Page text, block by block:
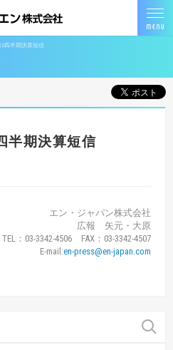
四半期決算短信
半期決算短信
エン・ジャパン株式会社
広報 矢元・大原
TEL：03-3342-4506 FAX：03-3342-4507
E-mail:en-press@en-japan.com